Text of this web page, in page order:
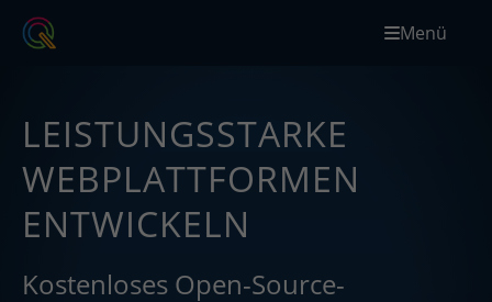
Menü
LEISTUNGSSTARKE
WEBPLATTFORMEN
ENTWICKELN
Kostenloses Open-Source-